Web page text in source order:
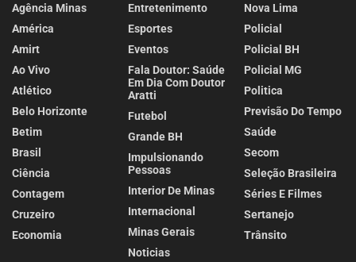
Agência Minas
América
Amirt
Ao Vivo
Atlético
Belo Horizonte
Betim
Brasil
Ciência
Contagem
Cruzeiro
Economia
Entretenimento
Esportes
Eventos
Fala Doutor: Saúde
Em Dia Com Doutor
Aratti
Futebol
Grande BH
Impulsionando
Pessoas
Interior De Minas
Internacional
Minas Gerais
Noticias
Nova Lima
Policial
Policial BH
Policial MG
Politica
Previsão Do Tempo
Saúde
Secom
Seleção Brasileira
Séries E Filmes
Sertanejo
Trânsito